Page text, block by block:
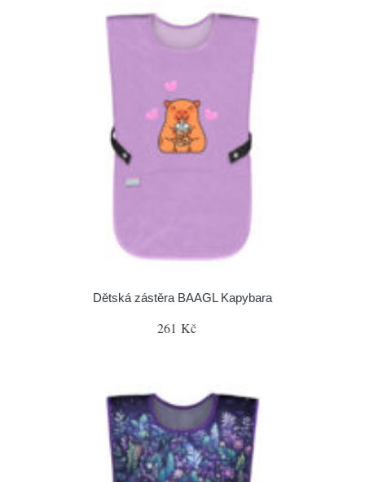
Dětská zástěra BAAGL Kapybara
261 Kč